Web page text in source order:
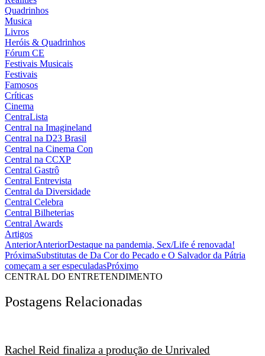
Quadrinhos
Musica
Livros
Heróis & Quadrinhos
Fórum CE
Festivais Musicais
Festivais
Famosos
Críticas
Cinema
CentraLista
Central na Imagineland
Central na D23 Brasil
Central na Cinema Con
Central na CCXP
Central Gastrô
Central Entrevista
Central da Diversidade
Central Celebra
Central Bilheterias
Central Awards
Artigos
AnteriorAnteriorDestaque na pandemia, Sex/Life é renovada!
PróximaSubstitutas de Da Cor do Pecado e O Salvador da Pátria
começam a ser especuladasPróximo
CENTRAL DO ENTRETENDIMENTO
Postagens Relacionadas
Rachel Reid finaliza a produção de Unrivaled